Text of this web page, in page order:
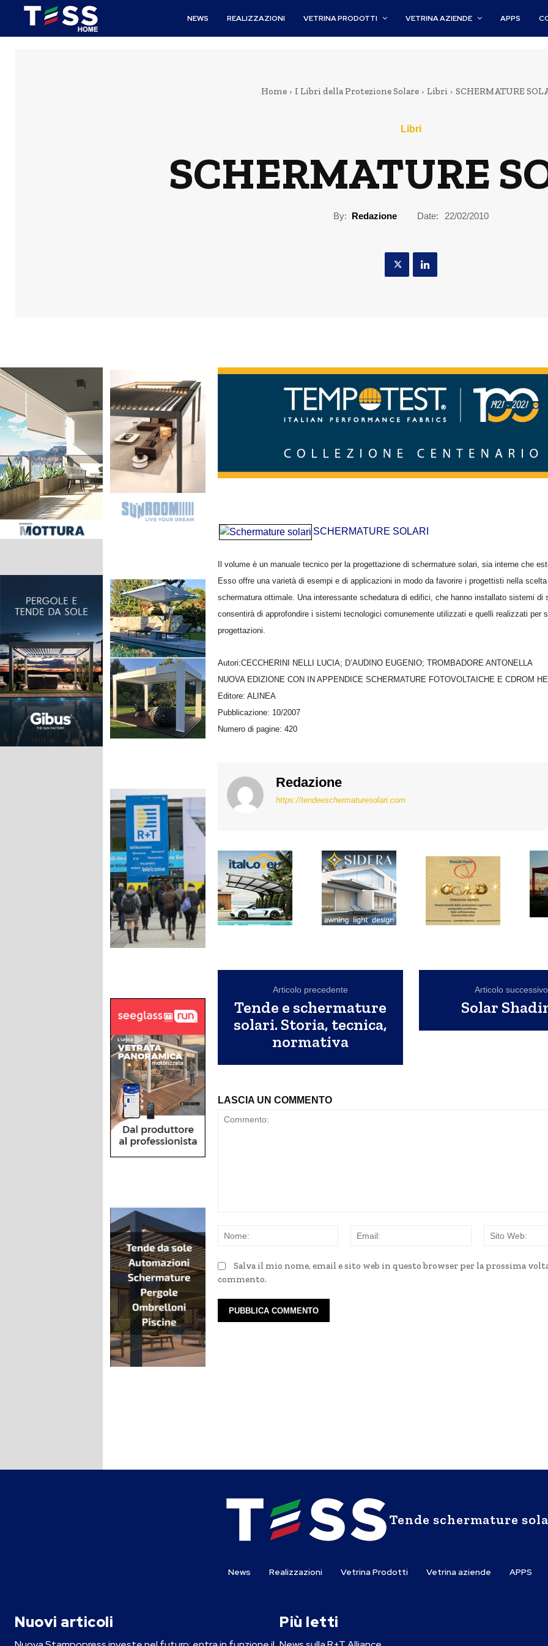
NEWS REALIZZAZIONI VETRINA PRODOTTI VETRINA AZIENDE APPS
Home I Libri della Protezione Solare Libri SCHERMATURE
Libri
SCHERMATURE
By: Redazione Date: 22/02/2010
SCHERMATURE SOLARI
Il volume è un manuale tecnico per la progettazione di schermature solari, sia interne che
Esso offre una varietà di esempi e di applicazioni in modo da favorire i progettisti nella
schermatura ottimale. Una interessante schedatura di edifici, che hanno installato sistemi di
consentirà di approfondire i sistemi tecnologici comunemente utilizzati e quelli realizzati per
progettazioni.
Autori:CECCHERINI NELLI LUCIA; D’AUDINO EUGENIO; TROMBADORE ANTONELLA
NUOVA EDIZIONE CON IN APPENDICE SCHERMATURE FOTOVOLTAICHE E CDROM
Editore: ALINEA
Pubblicazione: 10/2007
Numero di pagine: 420
Redazione
https://tendeeschermaturesolari.com
Articolo precedente
Tende e schermature
solari. Storia, tecnica,
normativa
Articolo successivo
Solar
LASCIA UN COMMENTO
Nome:
Email:
Salva il mio nome, email e sito web in questo browser per la prossima
commento.
Tende schermature
News Realizzazioni Vetrina Prodotti Vetrina aziende APPS
Nuovi articoli Più letti